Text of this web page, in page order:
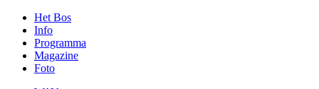
Het Bos
Info
Programma
Magazine
Foto